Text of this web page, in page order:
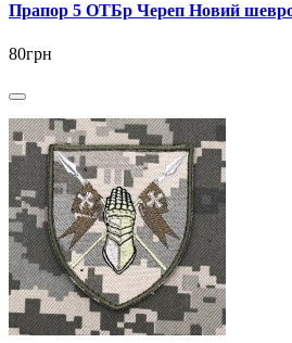
Прапор 5 ОТБр Череп Новий
80грн